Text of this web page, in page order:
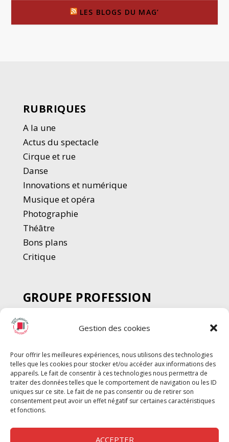
Gestion des cookies
Pour offrir les meilleures expériences, nous utilisons des technologies
telles que les cookies pour stocker et/ou accéder aux informations des
appareils. Le fait de consentir à ces technologies nous permettra de
traiter des données telles que le comportement de navigation ou les ID
uniques sur ce site. Le fait de ne pas consentir ou de retirer son
consentement peut avoir un effet négatif sur certaines caractéristiques
et fonctions.
ACCEPTER
LES BLOGS DU MAG’
RUBRIQUES
A la une
Actus du spectacle
Cirque et rue
Danse
Innovations et numérique
Musique et opéra
Photographie
Théâtre
Bons plans
Critique
GROUPE PROFESSION
SPECTACLE
Chèque Intermittents
Chèque Compta
Chèque Emploi Spectacle
G-Pods
Profession Audio-visuel